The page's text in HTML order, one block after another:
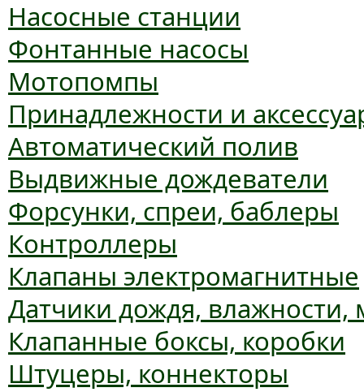
Насосные станции
Фонтанные насосы
Мотопомпы
Принадлежности и
Автоматический полив
Выдвижные дождеватели
Форсунки, спреи, баблеры
Контроллеры
Клапаны электромагнитные
Датчики дождя, влажности,
Клапанные боксы, коробки
Штуцеры, коннекторы